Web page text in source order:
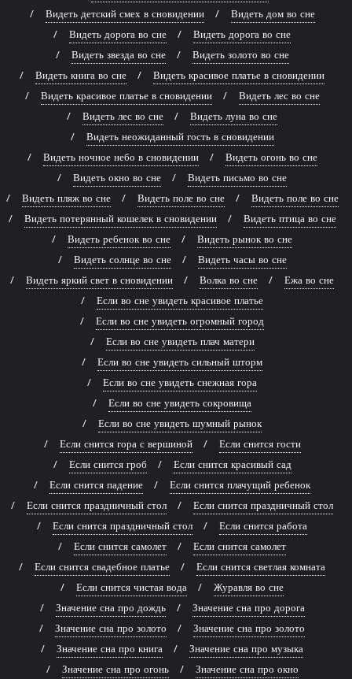
Видеть детский смех в сновидении
Видеть дом во сне
Видеть дорога во сне
Видеть дорога во сне
Видеть звезда во сне
Видеть золото во сне
Видеть книга во сне
Видеть красивое платье в сновидении
Видеть красивое платье в сновидении
Видеть лес во сне
Видеть лес во сне
Видеть луна во сне
Видеть неожиданный гость в сновидении
Видеть ночное небо в сновидении
Видеть огонь во сне
Видеть окно во сне
Видеть письмо во сне
Видеть пляж во сне
Видеть поле во сне
Видеть поле во сне
Видеть потерянный кошелек в сновидении
Видеть птица во сне
Видеть ребенок во сне
Видеть рынок во сне
Видеть солнце во сне
Видеть часы во сне
Видеть яркий свет в сновидении
Волка во сне
Ежа во сне
Если во сне увидеть красивое платье
Если во сне увидеть огромный город
Если во сне увидеть плач матери
Если во сне увидеть сильный шторм
Если во сне увидеть снежная гора
Если во сне увидеть сокровища
Если во сне увидеть шумный рынок
Если снится гора с вершиной
Если снится гости
Если снится гроб
Если снится красивый сад
Если снится падение
Если снится плачущий ребенок
Если снится праздничный стол
Если снится праздничный стол
Если снится праздничный стол
Если снится работа
Если снится самолет
Если снится самолет
Если снится свадебное платье
Если снится светлая комната
Если снится чистая вода
Журавля во сне
Значение сна про дождь
Значение сна про дорога
Значение сна про золото
Значение сна про золото
Значение сна про книга
Значение сна про музыка
Значение сна про огонь
Значение сна про окно